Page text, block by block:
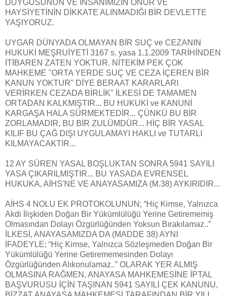
DUYGUSUNUN VE İNSANIMIZIN ONUR VE
HAYSİYETİNİN DİKKATE ALINMADIĞI BİR DEVLETTE
YAŞIYORUZ.
UYGAR DÜNYADA OLMAYAN BİR SUÇ ve CEZANIN
HUKUKİ MEŞRUİYETİ 3167 s. yasa 1.1.2009 TARİHİNDEN
İTİBAREN ZATEN YOKTUR. NİTEKİM PEK ÇOK
MAHKEME "ORTA YERDE SUÇ VE CEZA İÇEREN BİR
KANUN YOKTUR" DİYE BERAAT KARARLARI
VERİRKEN CEZADA BİRLİK" İLKESİ DE TAMAMEN
ORTADAN KALKMIŞTIR... BU HUKUKİ ve KANUNİ
KARGAŞA HALA SÜRMEKTEDİR... ÇÜNKÜ BU BİR
ZORLAMADIR, BU BİR ZULÜMDÜR... HİÇ BİR YASAL
KILIF BU ÇAĞ DIŞI UYGULAMAYI HAKLI ve TUTARLI
KILMAYACAKTIR...
12 AY SÜREN YASAL BOŞLUKTAN SONRA 5941 SAYILI
YASA ÇIKARILMIŞTIR... BU YASADA EVRENSEL
HUKUKA, AİHS'NE VE ANAYASAMIZA (M.38) AYKIRIDIR...
AİHS 4 NOLU EK PROTOKOLUNUN; “Hiç Kimse, Yalnızca
Akdi İlişkiden Doğan Bir Yükümlülüğü Yerine Getirememiş
Olmasından Dolayı Özgürlüğünden Yoksun Bırakılamaz..”
İLKESİ, ANAYASAMIZDA DA (MADDE 38) AYNI
İFADEYLE; “Hiç Kimse, Yalnızca Sözleşmeden Doğan Bir
Yükümlülüğü Yerine Getirememesinden Dolayı
Özgürlüğünden Alıkonulamaz..” OLARAK YER ALMIŞ
OLMASINA RAĞMEN, ANAYASA MAHKEMESİNE İPTAL
BAŞVURUSU İÇİN TAŞINAN 5941 SAYILI ÇEK KANUNU,